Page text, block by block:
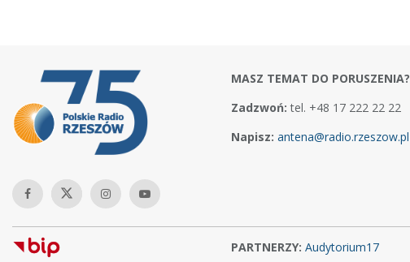
MASZ TEMAT DO PORUSZENIA?
Zadzwoń: tel. +48 17 222 22 22
Napisz: antena@radio.rzeszow.pl
PARTNERZY: Audytorium17